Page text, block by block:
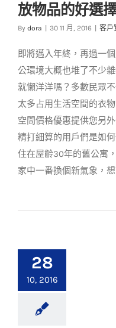
格最
放物品的好選
By dora 30 11 月, 2016 客戶
即將邁入年終，再過一
公環境大概也堆了不少
就懶洋洋嗎？多數民眾
太多占用生活空間的衣
空間價格優惠提供您另
精打細算的用戶們是如
住在屋齡30年的舊公寓
家中一番換個新氣象，
28
10, 2016